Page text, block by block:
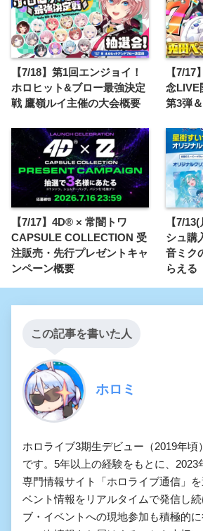
【7/18】第1回エンジョイ！
ホロヒット&ブロー最強決定
戦 鷹嶺ルイ主催の大会概要
【7/
念LIVE
第3弾
【7/17】4D® × 常闇トワ
CAPSULE COLLECTION 受
注販売・先行プレゼントキャ
ンペーン概要
【7/
シュ購
音ミク
らえる
この記事を書いた人
ホロミ
ホロライブ3期生デビュー（2019年頃
です。5年以上の経験をもとに、2023
専門情報サイト「ホロライブ通信」
ベント情報をリアルタイムで発信し
ブ・イベントへの現地参加も積極的